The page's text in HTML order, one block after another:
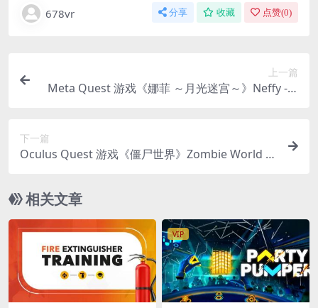
678vr 分享 收藏 点赞(0)
上一篇
Meta Quest 游戏《娜菲 ～月光迷宫～》Neffy -M
下一篇
Oculus Quest 游戏《僵尸世界》Zombie World V
相关文章
VIP